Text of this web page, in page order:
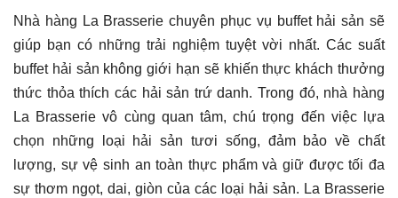
Nhà hàng La Brasserie chuyên phục vụ buffet hải sản sẽ
giúp bạn có những trải nghiệm tuyệt vời nhất. Các suất
buffet hải sản không giới hạn sẽ khiến thực khách thưởng
thức thỏa thích các hải sản trứ danh. Trong đó, nhà hàng
La Brasserie vô cùng quan tâm, chú trọng đến việc lựa
chọn những loại hải sản tươi sống, đảm bảo về chất
lượng, sự vệ sinh an toàn thực phẩm và giữ được tối đa
sự thơm ngọt, dai, giòn của các loại hải sản. La Brasserie